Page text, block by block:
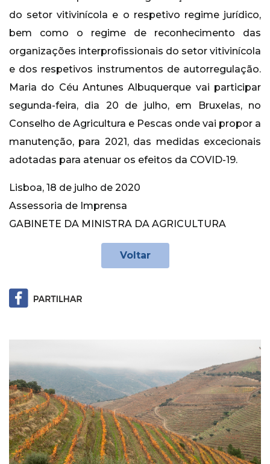
do setor vitivinícola e o respetivo regime jurídico,
bem como o regime de reconhecimento das
organizações interprofissionais do setor vitivinícola
e dos respetivos instrumentos de autorregulação.
Maria do Céu Antunes Albuquerque vai participar
segunda-feira, dia 20 de julho, em Bruxelas, no
Conselho de Agricultura e Pescas onde vai propor a
manutenção, para 2021, das medidas excecionais
adotadas para atenuar os efeitos da COVID-19.
Lisboa, 18 de julho de 2020
Assessoria de Imprensa
GABINETE DA MINISTRA DA AGRICULTURA
Voltar